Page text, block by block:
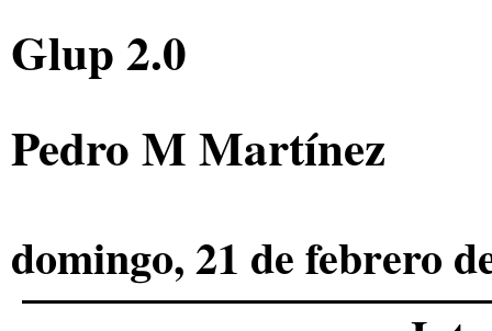
Glup 2.0
Pedro M Martínez
domingo, 21 de febrero